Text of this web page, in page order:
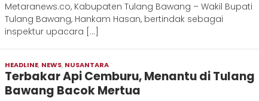
Metaranews.co, Kabupaten Tulang Bawang – Wakil Bupati
Tulang Bawang, Hankam Hasan, bertindak sebagai
inspektur upacara […]
HEADLINE, NEWS, NUSANTARA
Hadi
Terbakar Api Cemburu, Menantu di Tulang
Bawang Bacok Mertua